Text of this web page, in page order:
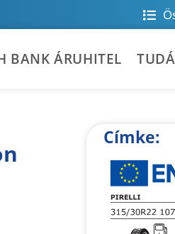
BANK ÁRUHITEL
Címke: